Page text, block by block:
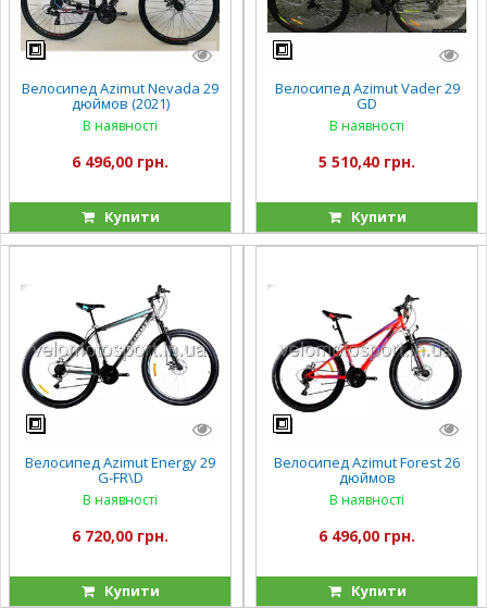
Велосипед Azimut Nevada 29
дюймов (2021)
В наявності
6 496,00 грн.
Купити
Велосипед Azimut Vader 29
GD
В наявності
5 510,40 грн.
Купити
Велосипед Azimut Energy 29
G-FR\D
В наявності
6 720,00 грн.
Купити
Велосипед Azimut Forest 26
дюймов
В наявності
6 496,00 грн.
Купити